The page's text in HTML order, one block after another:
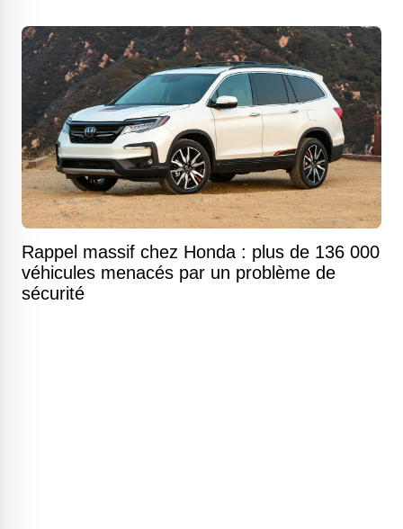
Rappel massif chez Honda : plus de 136 000
véhicules menacés par un problème de
sécurité